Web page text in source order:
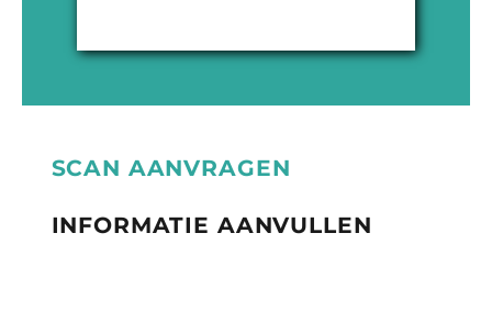
SCAN AANVRAGEN
INFORMATIE AANVULLEN